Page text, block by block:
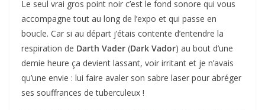
Le seul vrai gros point noir c’est le fond sonore qui vous
accompagne tout au long de l’expo et qui passe en
boucle. Car si au départ j’étais contente d’entendre la
respiration de Darth Vader (Dark Vador) au bout d’une
demie heure ça devient lassant, voir irritant et je n’avais
qu’une envie : lui faire avaler son sabre laser pour abréger
ses souffrances de tuberculeux !